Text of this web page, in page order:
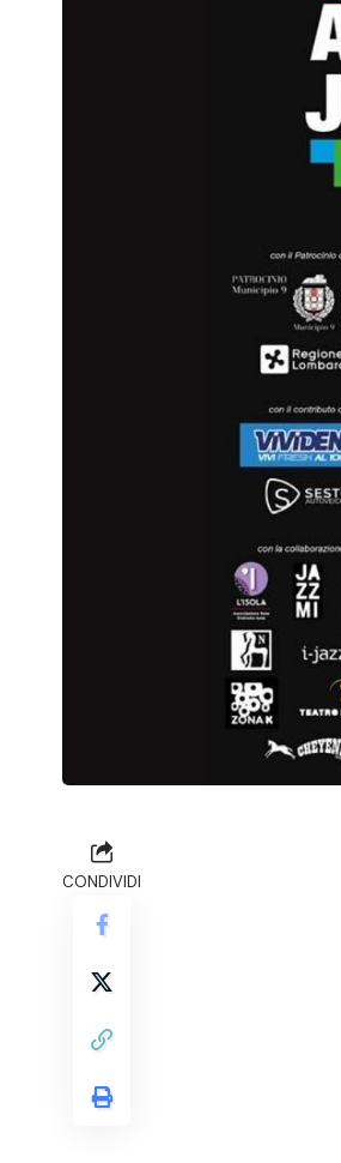
CONDIVIDI